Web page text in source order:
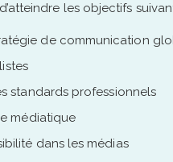
les objectifs
de communication
standards professionnels
médiatique
dans les médias